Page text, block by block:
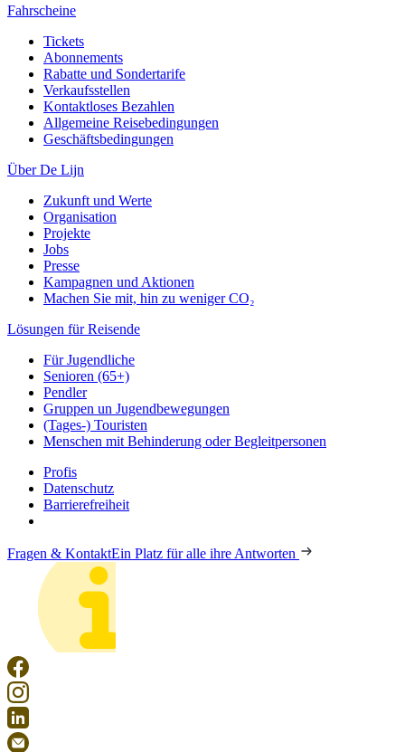
Fahrscheine
Tickets
Abonnements
Rabatte und Sondertarife
Verkaufsstellen
Kontaktloses Bezahlen
Allgemeine Reisebedingungen
Geschäftsbedingungen
Über De Lijn
Zukunft und Werte
Organisation
Projekte
Jobs
Presse
Kampagnen und Aktionen
Machen Sie mit, hin zu weniger CO₂
Lösungen für Reisende
Für Jugendliche
Senioren (65+)
Pendler
Gruppen un Jugendbewegungen
(Tages-) Touristen
Menschen mit Behinderung oder Begleitpersonen
Profis
Datenschutz
Barrierefreiheit
Fragen & KontaktEin Platz für alle ihre Antworten